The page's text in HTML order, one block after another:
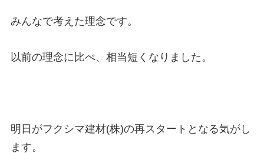
みんなで考えた理念です。
以前の理念に比べ、相当短くなりました。
明日がフクシマ建材(株)の再スタートとなる気がし
ます。